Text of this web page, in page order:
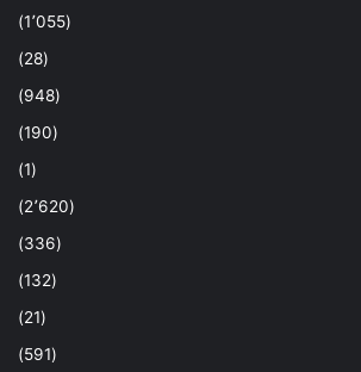
(1٬055)
(28)
(948)
(190)
(1)
(2٬620)
(336)
(132)
(21)
(591)